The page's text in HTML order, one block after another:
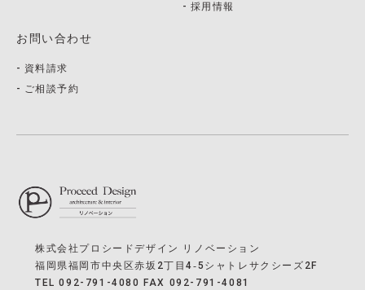
採用情報
お問い合わせ
資料請求
ご相談予約
株式会社プロシードデザイン リノベーション
福岡県福岡市中央区赤坂2丁目4‐5シャトレサクシーズ2F
TEL 092-791-4080 FAX 092-791-4081